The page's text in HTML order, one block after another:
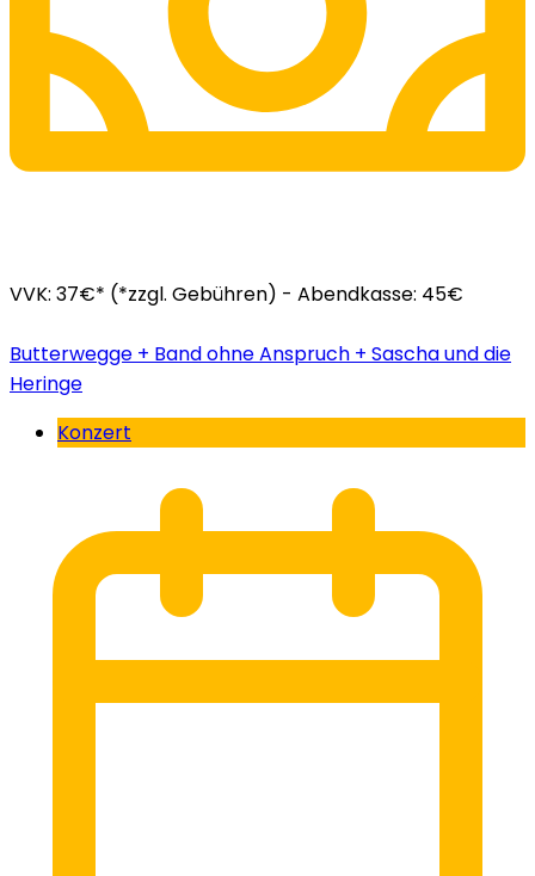
VVK: 37€* (*zzgl. Gebühren) - Abendkasse: 45€
Butterwegge + Band ohne Anspruch + Sascha und die
Heringe
Konzert